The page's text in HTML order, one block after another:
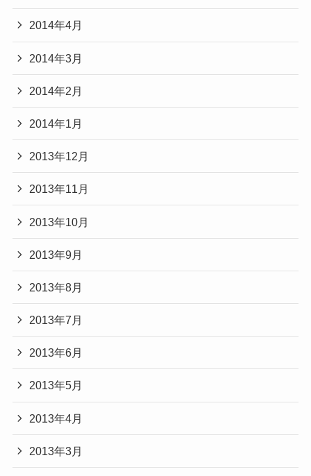
2014年4月
2014年3月
2014年2月
2014年1月
2013年12月
2013年11月
2013年10月
2013年9月
2013年8月
2013年7月
2013年6月
2013年5月
2013年4月
2013年3月